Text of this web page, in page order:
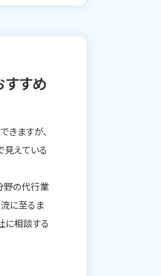
すめ
きますが、
見えている
野の代行業
に至るま
に相談する